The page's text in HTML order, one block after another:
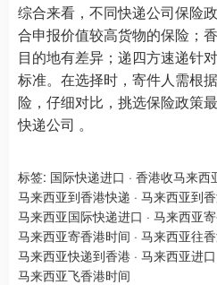
综合来看，不同快递公司保险
合申报价值较高货物的保险；
目的地有差异；递四方速递针
标准。在选择时，寄件人需根
险，仔细对比，挑选保险政策
快递公司 。
标签: 国际快递进口 · 香港收马来西
马来西亚到香港快递 · 马来西亚到
马来西亚国际快递进口 · 马来西亚
马来西亚寄香港时间 · 马来西亚往
马来西亚快递到香港 · 马来西亚进口
马来西亚飞香港时间